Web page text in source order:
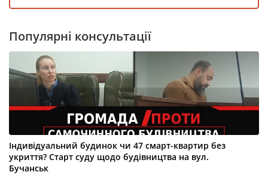
Популярні консультації
Індивідуальний будинок чи 47 смарт-квартир без
укриття? Старт суду щодо будівництва на вул.
Бучанськ